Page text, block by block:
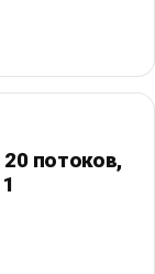
потоков,